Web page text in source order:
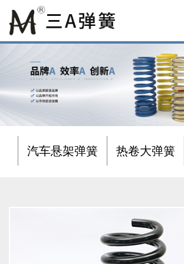
汽车悬架弹簧 热卷大弹簧